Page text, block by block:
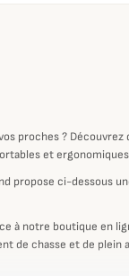
proches ?
et
propose ci-dessous
à notre boutique en
de chasse et de plein